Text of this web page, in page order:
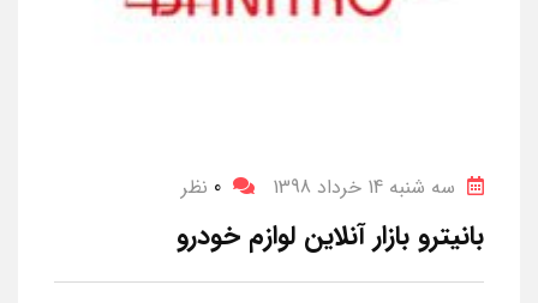
سه شنبه 14 خرداد 1398 0 نظر
بانیترو بازار آنلاین لوازم خودرو